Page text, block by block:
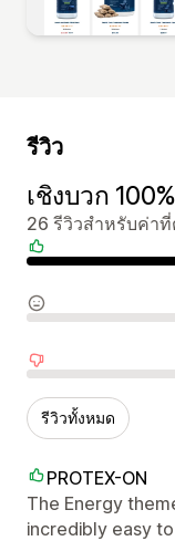
รีวิว
เชิงบวก 100%
26 รีวิวสำหรับค่า
รีวิวเชิงบวก
รีวิวที่เป็นกลาง
รีวิวเชิงลบ
รีวิวทั้งหมด
PROTEX-ON
The Energy
incredibly easy